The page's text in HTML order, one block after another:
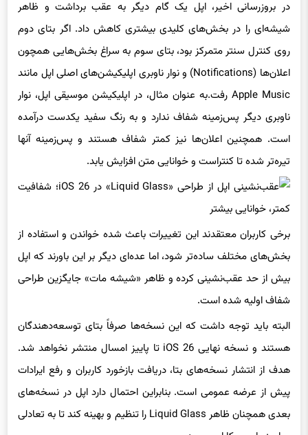
شیشه‌ای را در بخش‌های کلیدی بیشتری کاهش داد. اگر بتای دوم
روی کنترل سنتر متمرکز بود، بتای سوم به سراغ بخش‌هایی همچون
اعلان‌ها (Notifications) و نوار ناوبری اپلیکیشن‌های اصلی اپل مانند
Apple Music رفت.به عنوان مثال، در اپلیکیشن موسیقی اپل، نوار
ناوبری دیگر پس‌زمینه شفاف ندارد و به رنگ سفید یکدست درآمده
است. همچنین اعلان‌ها نیز کمتر شفاف هستند و پس‌زمینه آنها
تیره‌تر شده تا کنتراست و خوانایی متن افزایش یابد.
برخی کاربران معتقدند این تغییرات باعث شده خواندن و استفاده از
بخش‌های مختلف ساده‌تر شود، اما عده‌ای دیگر بر این باورند که اپل
بیش از حد عقب‌نشینی کرده و ظاهر «شیشه مات» جایگزین طراحی
شفاف اولیه شده است.
البته باید توجه داشت که این نسخه‌ها صرفاً بتای توسعه‌دهندگان
هستند و نسخه نهایی iOS 26 تا پاییز امسال منتشر نخواهد شد.
هدف از انتشار نسخه‌های بتا، دریافت بازخورد کاربران و رفع ایرادات
پیش از عرضه عمومی است. بنابراین احتمال دارد اپل در نسخه‌های
بعدی همچنان ظاهر Liquid Glass را تنظیم و بهینه کند تا به تعادلی
میان زیبایی و کارایی برسد.